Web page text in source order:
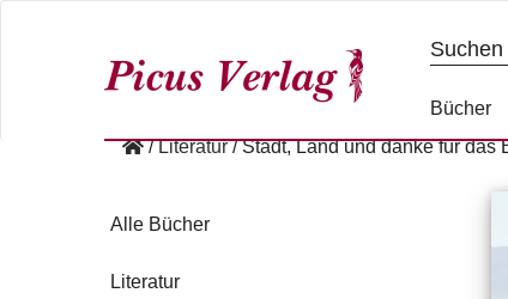
Bücher
/ Literatur / Stadt, Land und danke für das
Alle Bücher
Literatur